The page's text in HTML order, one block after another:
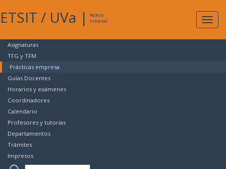
ETSIT / UVa |
Acceso
Intranet
Asignaturas
TFG y TFM
Prácticas empresa
Guías Docentes
Horarios y exámenes
Coordinadores
Calendario
Profesores y tutorías
Departamentos
Trámites
Impresos